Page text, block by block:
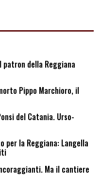
patron della Reggiana
Pippo Marchioro, il
del Catania. Urso-
per la Reggiana: Langella
Ma il cantiere